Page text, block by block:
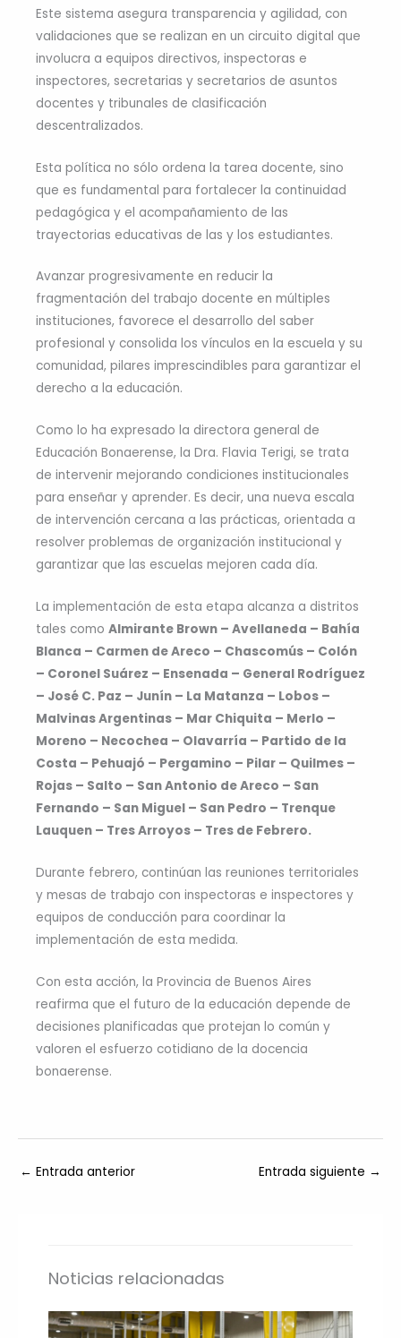
Este sistema asegura transparencia y agilidad, con
validaciones que se realizan en un circuito digital que
involucra a equipos directivos, inspectoras e
inspectores, secretarias y secretarios de asuntos
docentes y tribunales de clasificación
descentralizados.
Esta política no sólo ordena la tarea docente, sino
que es fundamental para fortalecer la continuidad
pedagógica y el acompañamiento de las
trayectorias educativas de las y los estudiantes.
Avanzar progresivamente en reducir la
fragmentación del trabajo docente en múltiples
instituciones, favorece el desarrollo del saber
profesional y consolida los vínculos en la escuela y su
comunidad, pilares imprescindibles para garantizar el
derecho a la educación.
Como lo ha expresado la directora general de
Educación Bonaerense, la Dra. Flavia Terigi, se trata
de intervenir mejorando condiciones institucionales
para enseñar y aprender. Es decir, una nueva escala
de intervención cercana a las prácticas, orientada a
resolver problemas de organización institucional y
garantizar que las escuelas mejoren cada día.
La implementación de esta etapa alcanza a distritos
tales como Almirante Brown – Avellaneda – Bahía
Blanca – Carmen de Areco – Chascomús – Colón
– Coronel Suárez – Ensenada – General Rodríguez
– José C. Paz – Junín – La Matanza – Lobos –
Malvinas Argentinas – Mar Chiquita – Merlo –
Moreno – Necochea – Olavarría – Partido de la
Costa – Pehuajó – Pergamino – Pilar – Quilmes –
Rojas – Salto – San Antonio de Areco – San
Fernando – San Miguel – San Pedro – Trenque
Lauquen – Tres Arroyos – Tres de Febrero.
Durante febrero, continúan las reuniones territoriales
y mesas de trabajo con inspectoras e inspectores y
equipos de conducción para coordinar la
implementación de esta medida.
Con esta acción, la Provincia de Buenos Aires
reafirma que el futuro de la educación depende de
decisiones planificadas que protejan lo común y
valoren el esfuerzo cotidiano de la docencia
bonaerense.
← Entrada anterior Entrada siguiente →
Noticias relacionadas